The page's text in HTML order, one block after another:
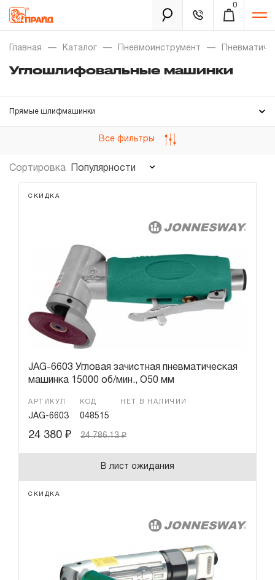
0
Каталог
Новинки
Уцененный товар
Гарантия и сервис
Доставка и оплата
Контакты
Забыли пароль?
Главная Каталог Пневмоинструмент
Углошлифовальные машинки
Прямые шлифмашинки
Углошлифовальные машинки
Ленточные шлифмашинки
Все фильтры
Сортировка Популярности
СКИДКА
JAG-6603 Угловая зачистная пневматическая
машинка 15000 об/мин., O50 мм
АРТИКУЛ
JAG-6603
КОД
048515
НЕТ В НАЛИЧИИ
24 380 ₽ 24 786.13₽
В лист ожидания
СКИДКА